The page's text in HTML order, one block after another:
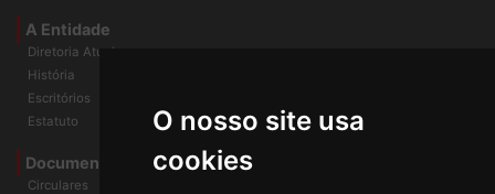
O nosso site usa
cookies
A Entidade
Diretoria Atual
História
Escritórios
Estatuto
Documentos
Circulares